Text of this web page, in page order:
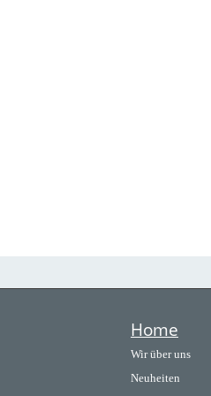
Home
Wir über uns
Neuheiten